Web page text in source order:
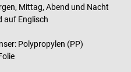
Mittag, Abend und Nacht
auf Englisch
Polypropylen (PP)